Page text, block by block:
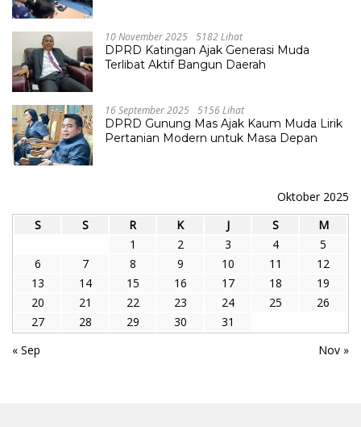
10 November 2025 5182 Lihat
DPRD Katingan Ajak Generasi Muda
Terlibat Aktif Bangun Daerah
16 September 2025 5156 Lihat
DPRD Gunung Mas Ajak Kaum Muda Lirik
Pertanian Modern untuk Masa Depan
Oktober 2025
S
S R K J S
M
1
2 3 4
5
6
7 8 9 10 11
12
13
14 15 16 17 18
19
20
21 22 23 24 25
26
27
28 29 30
31
« Sep
Nov »